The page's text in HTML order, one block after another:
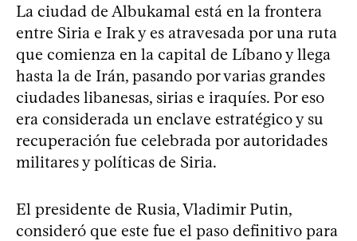
La ciudad de Albukamal está en la frontera
entre Siria e Irak y es atravesada por una ruta
que comienza en la capital de Líbano y llega
hasta la de Irán, pasando por varias grandes
ciudades libanesas, sirias e iraquíes. Por eso
era considerada un enclave estratégico y su
recuperación fue celebrada por autoridades
militares y políticas de Siria.
El presidente de Rusia, Vladimir Putin,
consideró que este fue el paso definitivo para